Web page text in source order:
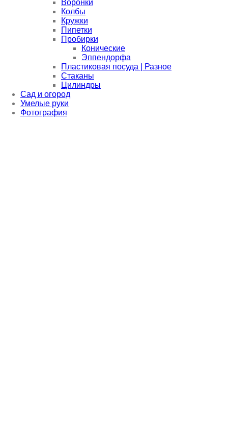
Воронки
Колбы
Кружки
Пипетки
Пробирки
Конические
Эппендорфа
Пластиковая посуда | Разное
Стаканы
Цилиндры
Сад и огород
Умелые руки
Фотография